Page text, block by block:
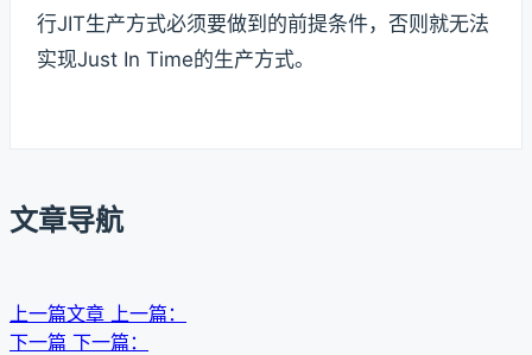
行JIT生产方式必须要做到的前提条件，否则就无法
实现Just In Time的生产方式。
文章导航
上一篇文章 上一篇：
下一篇 下一篇：